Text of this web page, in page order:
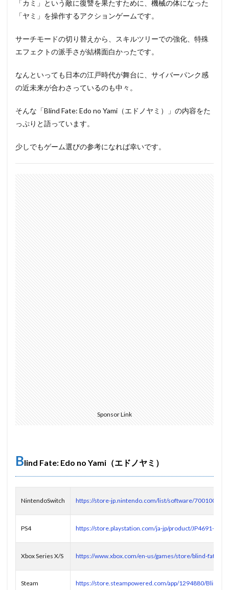
「カミ」という敵に復讐を果たすために、機械の体になった
「ヤミ」を操作するアクションゲームです。
サーチモードの切り替えから、スキルツリーでの強化、特殊
エフェクトの派手さが結構面白かったです。
なんといっても日本の江戸時代が舞台に、サイバーパンク感
の近未来が合わさっているのも中々。
そんな「Blind Fate: Edo no Yami（エドノヤミ）」の内容をた
っぷりと語っています。
少しでもゲーム選びの参考になれば幸いです。
Sponsor Link
Blind Fate: Edo no Yami（エドノヤミ）
NintendoSwitch https://store-jp.nintendo.com/list/software/
PS4 https://store.playstation.com/ja-jp/product/JP4691-
Xbox Series X/S https://www.xbox.com/en-us/games/store/blind-fate-
Steam https://store.steampowered.com/app/1294880/